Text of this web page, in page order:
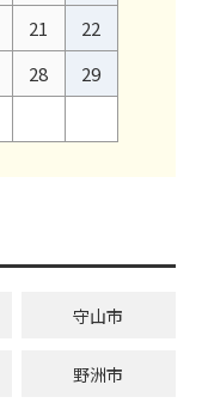
21
22
28
29
守山市
野洲市